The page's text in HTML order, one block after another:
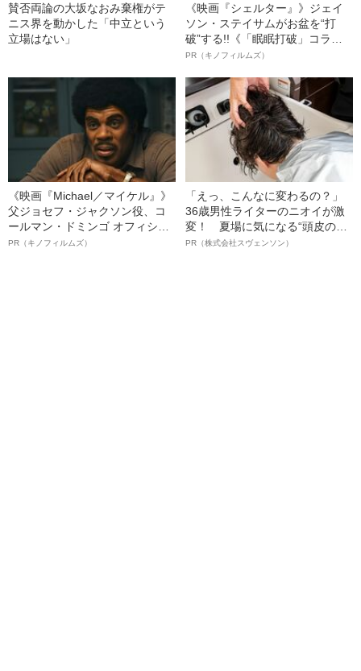
賛否両論の大坂なおみ棄権がテ
ニス界を動かした「中立という
立場はない」
《映画『シェルター』》ジェイ
ソン・ステイサムがお盆を“打
破”する!!《「眠眠打破」コラ
ボ》
PR（キノフィルムズ）
《映画『Michael／マイケル』》
父ジョセフ・ジャクソン役、コ
ールマン・ドミンゴ オフィシャ
ルインタビュー“観客を魅了した
PR（キノフィルムズ）
「えっ、こんなに変わるの？」
36歳男性ライターのニオイが激
変！ 夏場に気になる“頭皮のニ
オイ”や“ベタつき”を解消す
PR（株式会社スヴェンソン）